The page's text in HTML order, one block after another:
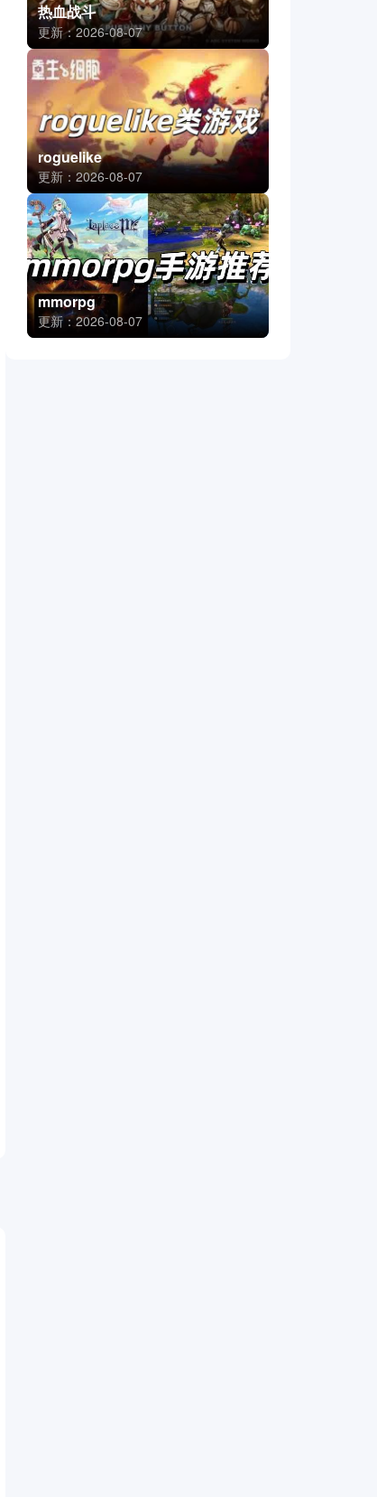
热血战斗
更新：2026-08-07
roguelike
更新：2026-08-07
mmorpg
更新：2026-08-07